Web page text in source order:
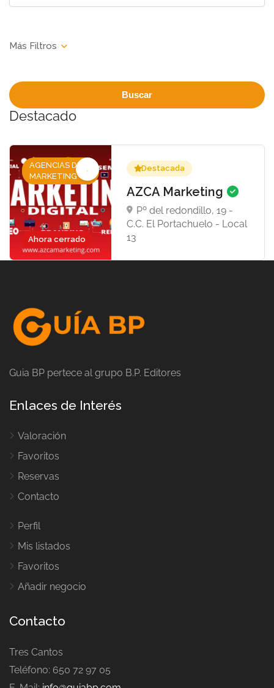
Buscar
Destacado
Ahora cerrado
AGENCIAS DE
MARKETING
Destacada
AZCA Marketing
Pº del redondillo, 19 -
C.C. El Portachuelo - Local
13
Guia BP pertece al grupo B.P. Editores
Enlaces de Interés
Valoración
Favoritos
Reservas
Contacto
Perfil
Mis listados
Favoritos
Añadir negocio
Contacto
Tres Cantos
Teléfono: 650 72 97 05